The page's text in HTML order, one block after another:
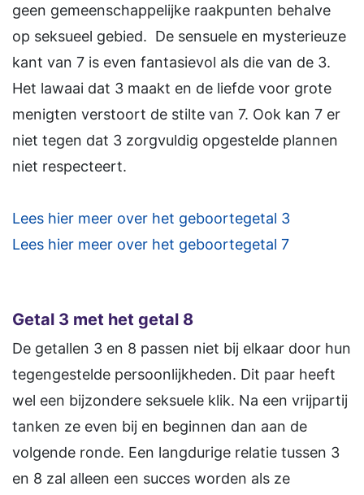
geen gemeenschappelijke raakpunten behalve
op seksueel gebied. De sensuele en mysterieuze
kant van 7 is even fantasievol als die van de 3.
Het lawaai dat 3 maakt en de liefde voor grote
menigten verstoort de stilte van 7. Ook kan 7 er
niet tegen dat 3 zorgvuldig opgestelde plannen
niet respecteert.
Lees hier meer over het geboortegetal 3
Lees hier meer over het geboortegetal 7
Getal 3 met het getal 8
De getallen 3 en 8 passen niet bij elkaar door hun
tegengestelde persoonlijkheden. Dit paar heeft
wel een bijzondere seksuele klik. Na een vrijpartij
tanken ze even bij en beginnen dan aan de
volgende ronde. Een langdurige relatie tussen 3
en 8 zal alleen een succes worden als ze